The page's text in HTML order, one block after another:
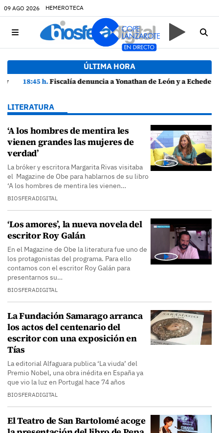
09 AGO 2026 HEMEROTECA
ÚLTIMA HORA
18:45 h.Fiscalía denuncia a Yonathan de León y a Echedey Eugenio por presuntas anomalías en contratos festivos
LITERATURA
‘A los hombres de mentira les
vienen grandes las mujeres de
verdad’
La bróker y escritora Margarita Rivas visitaba
el Magazine de Obe para hablarnos de su libro
‘A los hombres de mentira les vienen…
BIOSFERADIGITAL
‘Los amores’, la nueva novela del
escritor Roy Galán
En el Magazine de Obe la literatura fue uno de
los protagonistas del programa. Para ello
contamos con el escritor Roy Galán para
presentarnos su…
BIOSFERADIGITAL
La Fundación Samarago arranca
los actos del centenario del
escritor con una exposición en
Tías
La editorial Alfaguara publica ‘La viuda’ del
Premio Nobel, una obra inédita en España ya
que vio la luz en Portugal hace 74 años
BIOSFERADIGITAL
El Teatro de San Bartolomé acoge